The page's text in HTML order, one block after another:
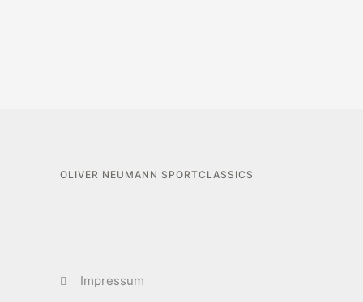
OLIVER NEUMANN SPORTCLASSICS
Impressum